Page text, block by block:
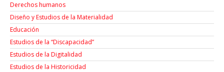
Derechos humanos
Diseño y Estudios de la Materialidad
Educación
Estudios de la “Discapacidad”
Estudios de la Digitalidad
Estudios de la Historicidad